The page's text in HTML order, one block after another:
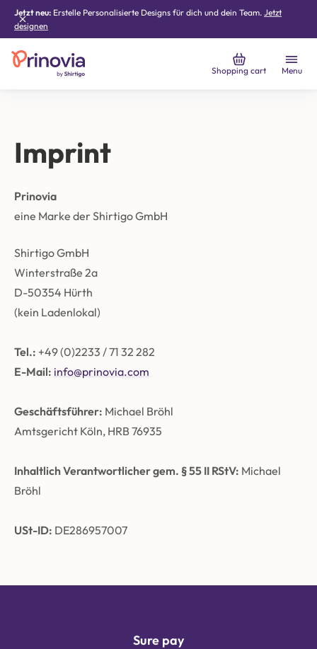
Jetzt neu: Erstelle Personalisierte Designs für dich und dein Team. Jetzt
designen
Shopping cart Menu
Imprint
Prinovia
eine Marke der Shirtigo GmbH
Shirtigo GmbH
Winterstraße 2a
D-50354 Hürth
(kein Ladenlokal)
Tel.: +49 (0)2233 / 71 32 282
E-Mail: info@prinovia.com
Geschäftsführer: Michael Bröhl
Amtsgericht Köln, HRB 76935
Inhaltlich Verantwortlicher gem. § 55 II RStV: Michael
Bröhl
USt-ID: DE286957007
Sure pay